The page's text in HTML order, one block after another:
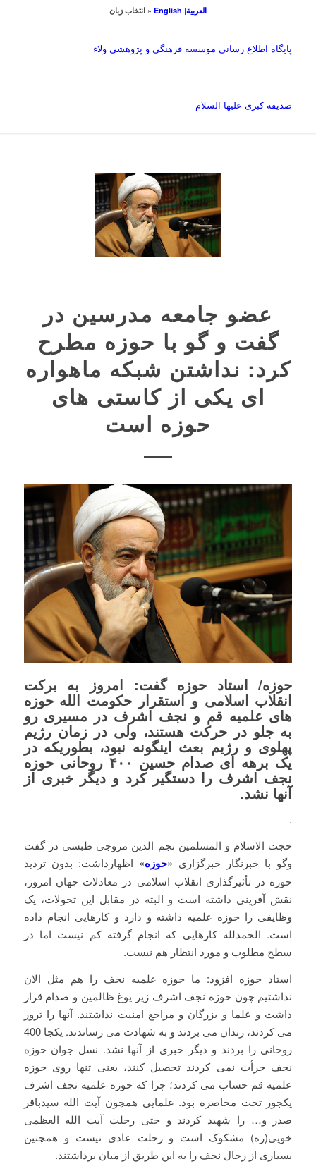
العربیة|
English « انتخاب زبان
پایگاه اطلاع رسانی موسسه فرهنگی و پژوهشی ولاء
صدیقه کبری علیها السلام
عضو جامعه مدرسین در
گفت و گو با حوزه مطرح
کرد: نداشتن شبکه ماهواره
ای یکی از کاستی های
حوزه است
حوزه/ استاد حوزه گفت: امروز به برکت
انقلاب اسلامی و استقرار حکومت الله حوزه
های علمیه قم و نجف اشرف در مسیری رو
به جلو در حرکت هستند، ولی در زمان رژیم
پهلوی و رژیم بعث اینگونه نبود، بطوریکه در
یک برهه ای صدام حسین ۴۰۰ روحانی حوزه
نجف اشرف را دستگیر کرد و دیگر خبری از
آنها نشد.
.
حجت الاسلام و المسلمین نجم الدین مروجی طبسی در گفت
وگو با خبرنگار خبرگزاری «حوزه» اظهارداشت: بدون تردید
حوزه در تأثیرگذاری انقلاب اسلامی در معادلات جهان امروز،
نقش آفرینی داشته است و البته در مقابل این تحولات، یک
وظایفی را حوزه علمیه داشته و دارد و کارهایی انجام داده
است. الحمدلله کارهایی که انجام گرفته کم نیست اما در
سطح مطلوب و مورد انتظار هم نیست.
استاد حوزه افزود: ما حوزه علمیه نجف را هم مثل الان
نداشتیم چون حوزه نجف اشرف زیر یوغ ظالمین و صدام قرار
داشت و علما و بزرگان و مراجع امنیت نداشتند. آنها را ترور
می کردند، زندان می بردند و به شهادت می رساندند. یکجا 400
روحانی را بردند و دیگر خبری از آنها نشد. نسل جوان حوزه
نجف جرأت نمی کردند تحصیل کنند، یعنی تنها روی حوزه
علمیه قم حساب می کردند؛ چرا که حوزه علمیه نجف اشرف
یکجور تحت محاصره بود. علمایی همچون آیت الله سیدباقر
صدر و… را شهید کردند و حتی رحلت آیت الله العظمی
خویی(ره) مشکوک است و رحلت عادی نیست و همچنین
بسیاری از رجال نجف را به این طریق از میان برداشتند.